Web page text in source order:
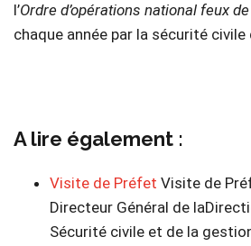
l’Ordre d’opérations national feux
chaque année par la sécurité
A lire également :
Visite de Préfet Visite de
Directeur Général de
Sécurité civile et de la